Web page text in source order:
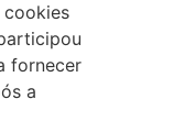
cookies
fornecer
a